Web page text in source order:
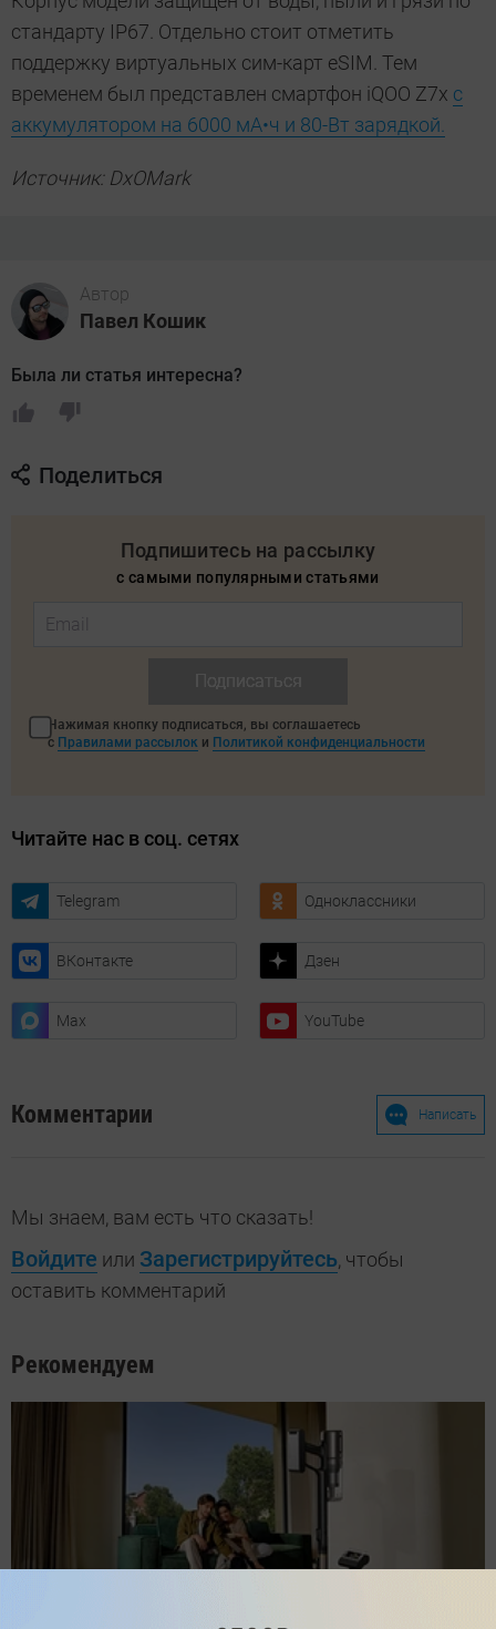
стандарту IP67. Отдельно стоит отметить
поддержку виртуальных сим-карт eSIM. Тем
временем был представлен смартфон iQOO Z7x с
аккумулятором на 6000 мА•ч и 80-Вт зарядкой.
Источник: DxOMark
Автор
Павел Кошик
Была ли статья интересна?
Поделиться
Подпишитесь на рассылку
с самыми популярными статьями
Нажимая кнопку подписаться, вы соглашаетесь
с Правилами рассылок и Политикой конфиденциальности
Читайте нас в соц. сетях
Telegram Одноклассники
ВКонтакте Дзен
Max YouTube
Комментарии Написать
Мы знаем, вам есть что сказать!
Войдите или Зарегистрируйтесь, чтобы
оставить комментарий
Рекомендуем